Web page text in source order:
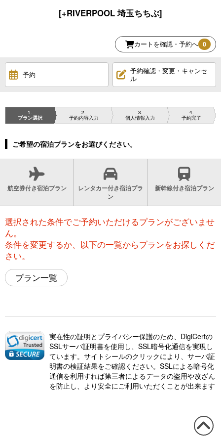
[+RIVERPOOL 埼玉ちちぶ]
カートを確認・予約へ 0
予約
予約確認・変更・キャンセ
ル
1
プラン選択
2
予約内容入力
3
個人情報入力
4
予約完了
ご希望の宿泊プランをお選びください。
航空券付き宿泊プラン
レンタカー付き宿泊プラ
ン
新幹線付き宿泊プラン
選択された条件でご予約いただけるプランがございませ
ん。
条件を変更するか、以下の一覧からプランをお探しくだ
さい。
プラン一覧
実在性の証明とプライバシー保護のため、DigiCertの
SSLサーバ証明書を使用し、SSL暗号化通信を実現し
ています。サイトシールのクリックにより、サーバ証
明書の検証結果をご確認ください。SSLによる暗号化
通信を利用すれば第三者によるデータの盗用や改ざん
を防止し、より安全にご利用いただくことが出来ます